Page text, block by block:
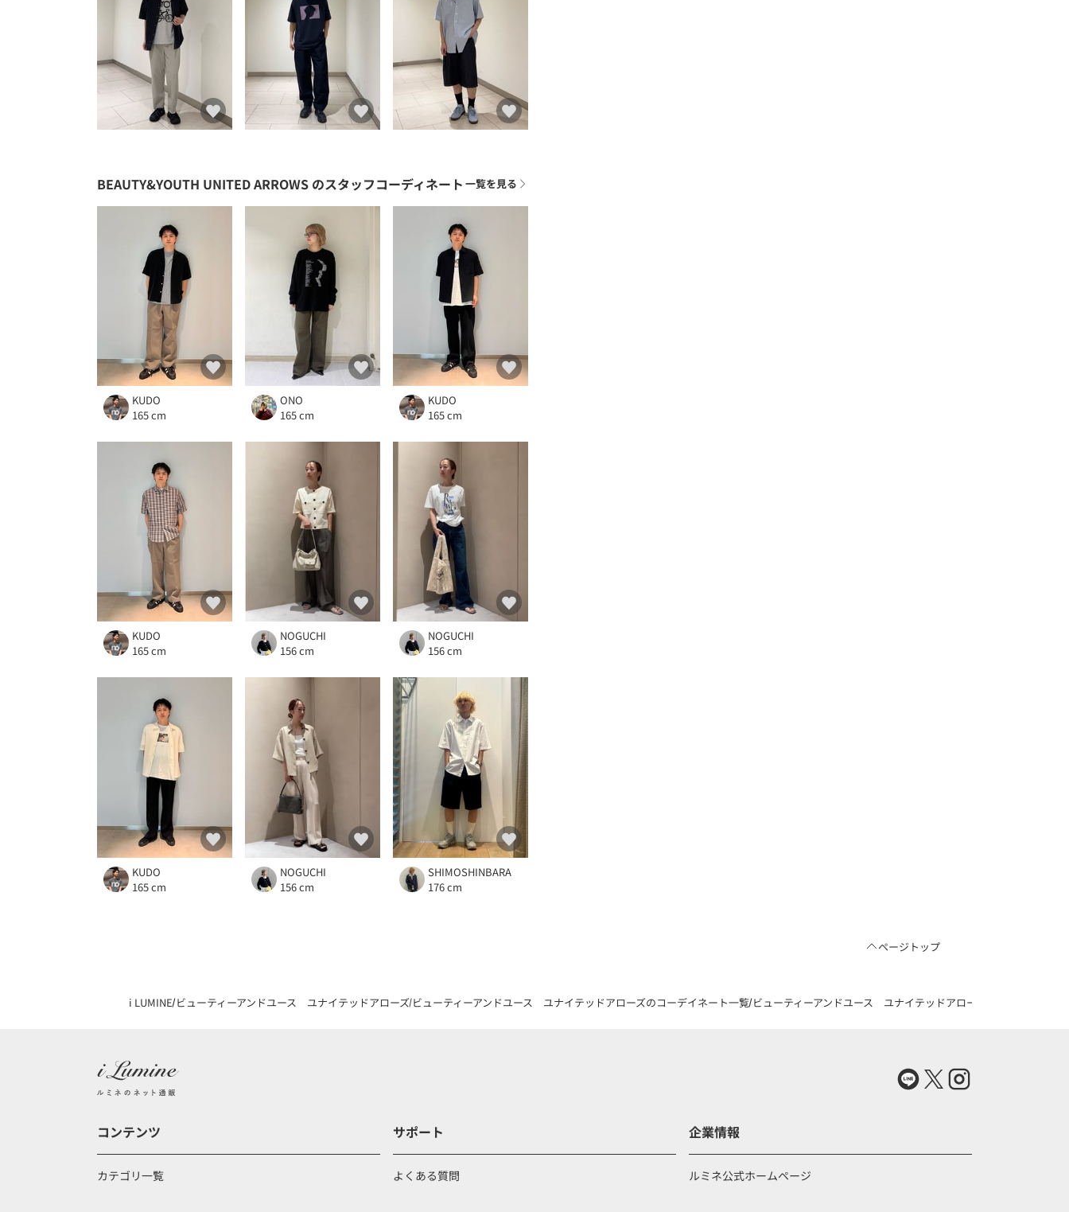
BEAUTY&YOUTH UNITED ARROWS のスタッフコーディネート 一覧を見る
KUDO
165 cm
ONO
165 cm
KUDO
165 cm
KUDO
165 cm
NOGUCHI
156 cm
NOGUCHI
156 cm
KUDO
165 cm
NOGUCHI
156 cm
SHIMOSHINBARA
176 cm
ページトップ
i LUMINEビューティーアンドユース ユナイテッドアローズ ビューティーアンドユース ユナイテッドアローズのコーデイネート一覧ビューティーアンドユース ユナイテッドアローズの13.5oz ハイツ
コンテンツ
カテゴリ一覧
サポート
よくある質問
企業情報
ルミネ公式ホームページ